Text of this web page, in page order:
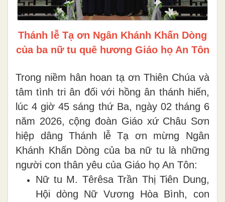
Thánh lễ Tạ ơn Ngân Khánh Khấn Dòng
của ba nữ tu quê hương Giáo họ An Tôn
Trong niềm hân hoan tạ ơn Thiên Chúa và
tâm tình tri ân đối với hồng ân thánh hiến,
lúc 4 giờ 45 sáng thứ Ba, ngày 02 tháng 6
năm 2026, cộng đoàn Giáo xứ Châu Sơn
hiệp dâng Thánh lễ Tạ ơn mừng Ngân
Khánh Khấn Dòng của ba nữ tu là những
người con thân yêu của Giáo họ An Tôn:
Nữ tu M. Têrêsa Trần Thị Tiên Dung,
Hội dòng Nữ Vương Hòa Bình, con